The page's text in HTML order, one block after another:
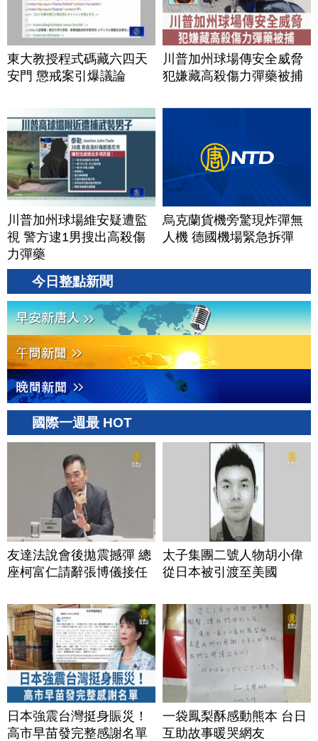
東大教授程式碼藏六四天
安門 懲戒案引爆議論
川普加州球場傳安全威脅
犯嫌藏高殺傷力彈藥被捕
川普加州球場維安疑遭監
視 警方逮1男搜出高殺傷
力彈藥
烏克蘭貨機旁驚現炸彈無
人機 德國機場緊急拆彈
今日整點新聞
國際一週最 HOT
友達法說會後拋震撼彈 總
座柯富仁請辭張博儀接任
太子集團二號人物胡小偉
從日本被引渡至美國
日本強震台灣挺身賑災！
高市早苗發完整感謝名單
一袋鳳梨酥感動熊本 台日
互助故事暖哭網友